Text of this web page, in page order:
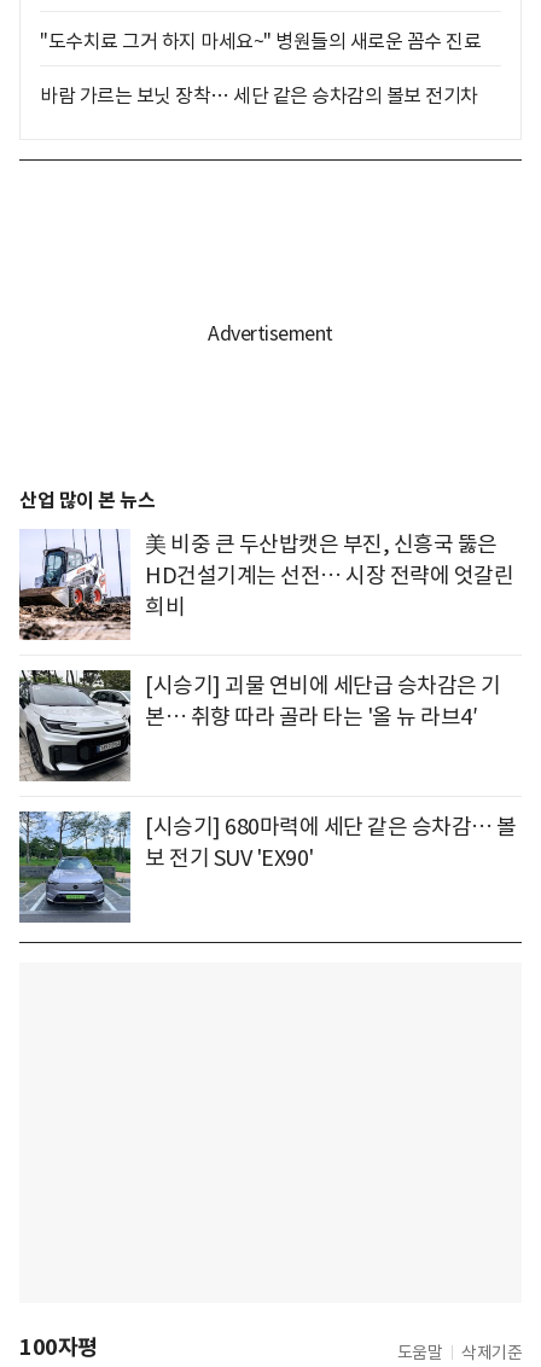
"도수치료 그거 하지 마세요~" 병원들의 새로운 꼼수 진료
바람 가르는 보닛 장착… 세단 같은 승차감의 볼보 전기차
산업 많이 본 뉴스
美 비중 큰 두산밥캣은 부진, 신흥국 뚫은
HD건설기계는 선전… 시장 전략에 엇갈린
희비
[시승기] 괴물 연비에 세단급 승차감은 기
본… 취향 따라 골라 타는 '올 뉴 라브4′
[시승기] 680마력에 세단 같은 승차감… 볼
보 전기 SUV 'EX90'
100자평 도움말 삭제기준